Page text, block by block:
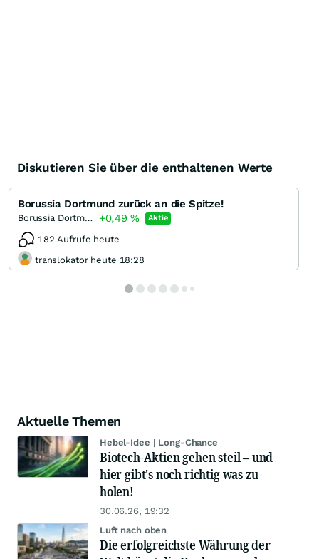
Diskutieren Sie über die enthaltenen Werte
Borussia Dortmund zurück an die Spitze!
Borussia Dortmund +0,49% Aktie
182 Aufrufe heute
translokator heute 18:28
Aktuelle Themen
Hebel-Idee | Long-Chance
Biotech-Aktien gehen steil – und
hier gibt's noch richtig was zu
holen!
30.06.26, 19:32
Luft nach oben
Die erfolgreichste Währung der